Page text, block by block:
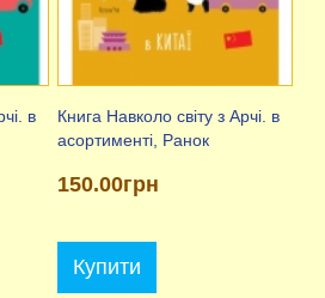
в
Книга Навколо світу з Арчі. в
асортименті, Ранок
150.00грн
Купити